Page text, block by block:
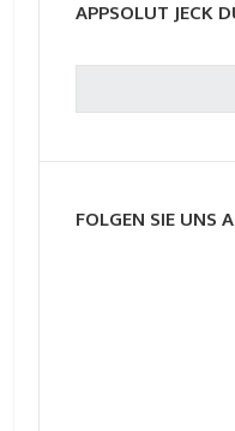
APPSOLUT JECK
FOLGEN SIE UNS